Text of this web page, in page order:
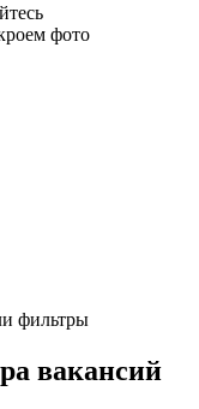
фото
фильтры
вакансий